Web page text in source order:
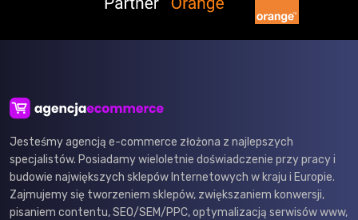
Jesteśmy agencją e-commerce złożona z najlepszych
specjalistów. Posiadamy wieloletnie doświadczenie przy pracy i
budowie największych sklepów Internetowych w kraju i Europie.
Zajmujemy się tworzeniem sklepów, zwiększaniem konwersji,
pisaniem contentu, SEO/SEM/PPC, optymalizacją serwisów www,